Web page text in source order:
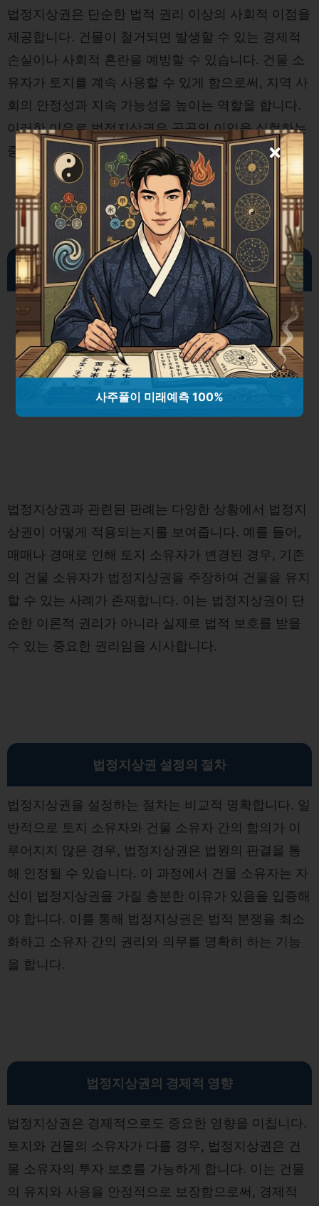
법정지상권은 단순한 법적 권리 이상의 사회적 이점을
제공합니다. 건물이 철거되면 발생할 수 있는 경제적
손실이나 사회적 혼란을 예방할 수 있습니다. 건물 소
유자가 토지를 계속 사용할 수 있게 함으로써, 지역 사
회의 안정성과 지속 가능성을 높이는 역할을 합니다.
이러한 이유로 법정지상권은 공공의 이익을 실현하는
중요한 법적 수단으로 자리잡고 있습니다.
법정지상권과 관련된 판례
법정지상권과 관련된 판례는 다양한 상황에서 법정지
상권이 어떻게 적용되는지를 보여줍니다. 예를 들어,
매매나 경매로 인해 토지 소유자가 변경된 경우, 기존
의 건물 소유자가 법정지상권을 주장하여 건물을 유지
할 수 있는 사례가 존재합니다. 이는 법정지상권이 단
순한 이론적 권리가 아니라 실제로 법적 보호를 받을
수 있는 중요한 권리임을 시사합니다.
법정지상권 설정의 절차
법정지상권을 설정하는 절차는 비교적 명확합니다. 일
반적으로 토지 소유자와 건물 소유자 간의 합의가 이
루어지지 않은 경우, 법정지상권은 법원의 판결을 통
해 인정될 수 있습니다. 이 과정에서 건물 소유자는 자
신이 법정지상권을 가질 충분한 이유가 있음을 입증해
야 합니다. 이를 통해 법정지상권은 법적 분쟁을 최소
화하고 소유자 간의 권리와 의무를 명확히 하는 기능
을 합니다.
법정지상권의 경제적 영향
법정지상권은 경제적으로도 중요한 영향을 미칩니다.
토지와 건물의 소유자가 다를 경우, 법정지상권은 건
물 소유자의 투자 보호를 가능하게 합니다. 이는 건물
의 유지와 사용을 안정적으로 보장함으로써, 경제적
×
사주풀이 미래예측 100%